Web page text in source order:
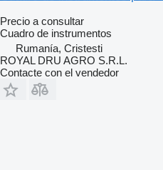
Precio a consultar
Cuadro de instrumentos
Rumanía, Cristesti
ROYAL DRU AGRO S.R.L.
Contacte con el vendedor